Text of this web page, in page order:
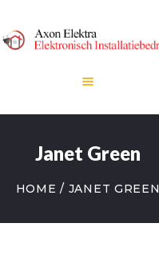
Janet Green
HOME JANET GREEN
DIENSTEN
CONTACT